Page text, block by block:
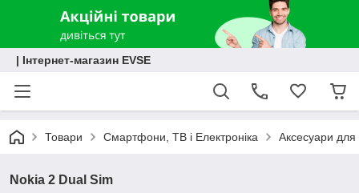
| Інтернет-магазин EVSE
Товари Смартфони, ТВ і Електроніка Аксесуари для
Nokia 2 Dual Sim